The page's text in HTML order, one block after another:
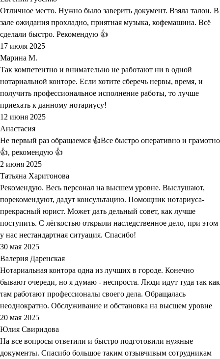
Отличное место. Нужно было заверить документ. Взяла талон. В
зале ожидания прохладно, приятная музыка, кофемашина. Всё
сделали быстро. Рекомендую 👍
17 июля 2025
Марина М.
Так компетентно и внимательно не работают ни в одной
нотариальной конторе. Если хотите сберечь нервы, время, и
получить профессиональное исполнение работы, то лучше
приехать к данному нотариусу!
12 июня 2025
Анастасия
Не первый раз обращаемся 👍Все быстро оперативно и грамотно
👍, рекомендую 👍
2 июня 2025
Татьяна Харитонова
Рекомендую. Весь персонал на высшем уровне. Выслушают,
порекомендуют, дадут консультацию. Помощник нотариуса-
прекрасный юрист. Может дать дельный совет, как лучше
поступить. С лёгкостью открыли наследственное дело, при этом
у нас нестандартная ситуация. Спасибо!
30 мая 2025
Валерия Даренская
Нотариальная контора одна из лучших в городе. Конечно
бывают очереди, но я думаю - неспроста. Люди идут туда так как
там работают профессионалы своего дела. Обращалась
неоднократно. Обслуживание и обстановка на высшем уровне
20 мая 2025
Юлия Свиридова
На все вопросы ответили и быстро подготовили нужные
документы. Спасибо большое таким отзывчивым сотрудникам